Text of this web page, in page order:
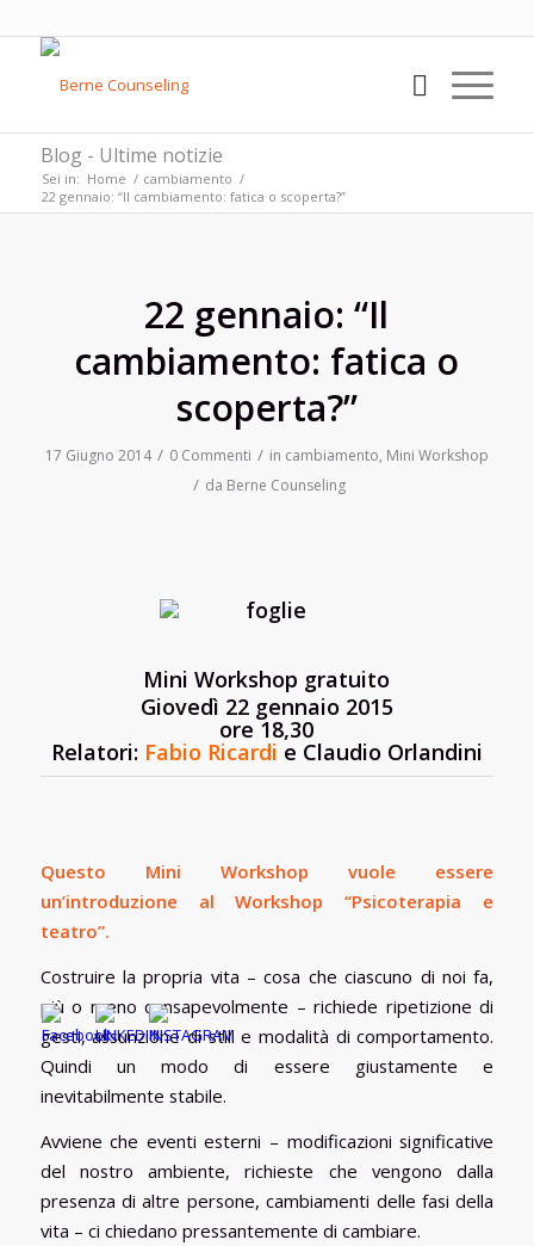
Blog - Ultime notizie
Sei in: Home / cambiamento /
22 gennaio: “Il cambiamento: fatica o scoperta?”
22 gennaio: “Il
cambiamento: fatica o
scoperta?”
17 Giugno 2014 / 0 Commenti / in cambiamento, Mini Workshop
/ da Berne Counseling
Mini Workshop gratuito
Giovedì 22 gennaio 2015
ore 18,30
Relatori: Fabio Ricardi e Claudio Orlandini
Questo Mini Workshop vuole essere
un’introduzione al Workshop “Psicoterapia e
teatro”.
Costruire la propria vita – cosa che ciascuno di noi fa,
più o meno consapevolmente – richiede ripetizione di
gesti, assunzione di stili e modalità di comportamento.
Quindi un modo di essere giustamente e
inevitabilmente stabile.
Avviene che eventi esterni – modificazioni significative
del nostro ambiente, richieste che vengono dalla
presenza di altre persone, cambiamenti delle fasi della
vita – ci chiedano pressantemente di cambiare.